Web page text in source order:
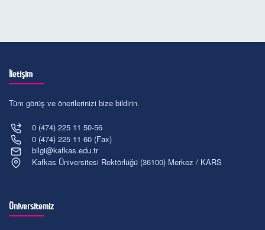
İletişim
Tüm görüş ve önerilerinizi bize bildirin.
0 (474) 225 11 50-56
0 (474) 225 11 60 (Fax)
bilgi@kafkas.edu.tr
Kafkas Üniversitesi Rektörlüğü (36100) Merkez / KARS
Üniversitemiz